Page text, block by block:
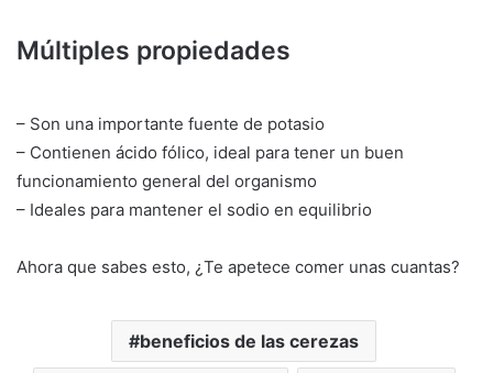
Múltiples propiedades
– Son una importante fuente de potasio
– Contienen ácido fólico, ideal para tener un buen
funcionamiento general del organismo
– Ideales para mantener el sodio en equilibrio
Ahora que sabes esto, ¿Te apetece comer unas cuantas?
beneficios de las cerezas